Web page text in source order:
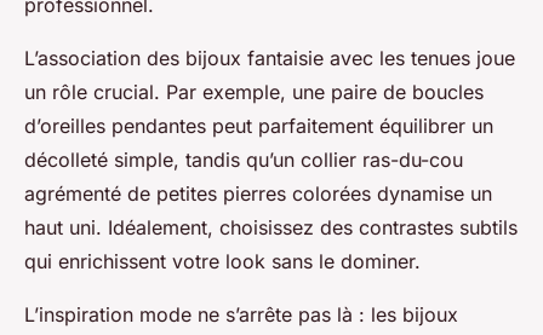
professionnel.
L’association des bijoux fantaisie avec les tenues joue
un rôle crucial. Par exemple, une paire de boucles
d’oreilles pendantes peut parfaitement équilibrer un
décolleté simple, tandis qu’un collier ras-du-cou
agrémenté de petites pierres colorées dynamise un
haut uni. Idéalement, choisissez des contrastes subtils
qui enrichissent votre look sans le dominer.
L’inspiration mode ne s’arrête pas là : les bijoux